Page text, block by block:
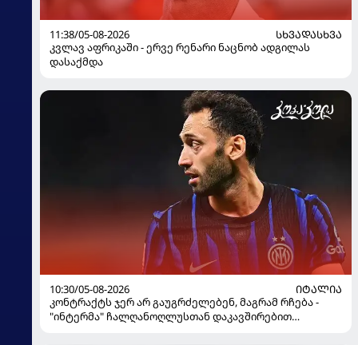
11:38/05-08-2026
ᲡᲮᲕᲐᲓᲐᲡᲮᲕᲐ
კვლავ აფრიკაში - ერვე რენარი ნაცნობ ადგილას
დასაქმდა
10:30/05-08-2026
ᲘᲢᲐᲚᲘᲐ
კონტრაქტს ჯერ არ გაუგრძელებენ, მაგრამ რჩება -
"ინტერმა" ჩალღანოღლუსთან დაკავშირებით